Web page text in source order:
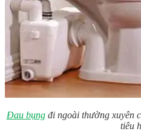
Đau bụngđi ngoài thường xuyên
tiêu